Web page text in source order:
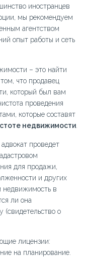
иностранцев
мы рекомендуем
агентством
опыт работы и сеть
– это найти
что продавец
который был вам
проведения
которые составят
недвижимости
проведет
для продажи,
и других
недвижимость в
ли она
(свидетельство о
лицензии:
на планирование.